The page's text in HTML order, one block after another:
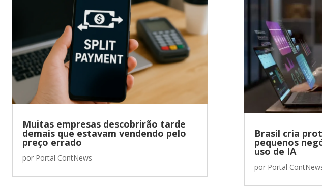
Muitas empresas descobrirão tarde
demais que estavam vendendo pelo
preço errado
por Portal ContNews
Brasil cria
pequenos
uso de IA
por Portal